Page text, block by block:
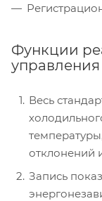
Функции
Весь
отклонений
Запись